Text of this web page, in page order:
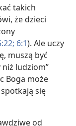
takich
że dzieci
6:1). Ale uczy
muszą być
niż ludziom”
Boga może
się
od